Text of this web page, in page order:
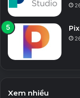
Xem nhiều